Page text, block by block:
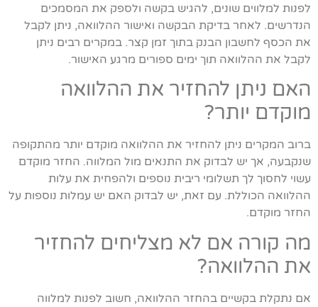
לפנות למלווים שונים, להגיש בקשה ולספק את המסמכים
הנדרשים. לאחר בדיקת הבקשה ואישור ההלוואה, ניתן לקבל
את הכסף לחשבון הבנק בתוך זמן קצר. במקרים רבים ניתן
לקבל את ההלוואה תוך ימים ספורים מרגע האישור.
האם ניתן להחזיר את ההלוואה
מוקדם יותר?
ברוב המקרים ניתן להחזיר את ההלוואה מוקדם יותר מהתקופה
שנקבעה, אך יש לבדוק את התנאים מול המלווה. החזר מוקדם
עשוי לחסוך לך תשלומי ריבית נוספים ולהפחית את עלות
ההלוואה הכוללת. עם זאת, יש לבדוק האם יש עמלות נוספות על
החזר מוקדם.
מה קורה אם לא מצליחים להחזיר
את ההלוואה?
אם נתקלת בקשיים בהחזר ההלוואה, חשוב לפנות למלווה